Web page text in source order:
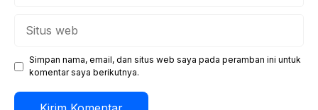
Simpan nama, email, dan situs web saya pada peramban ini untuk
komentar saya berikutnya.